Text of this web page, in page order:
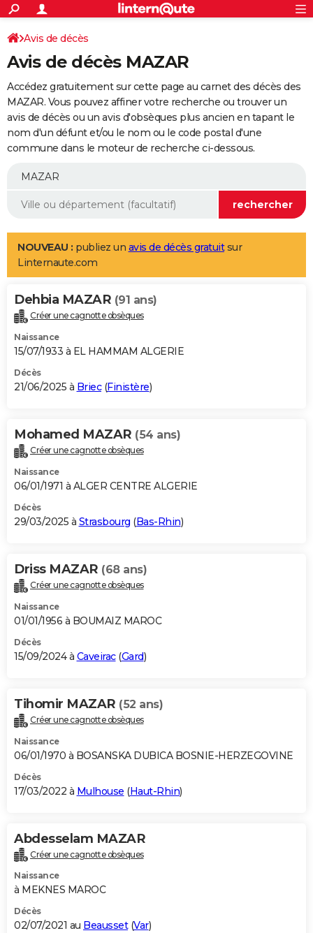
ACTUALITÉS
Politique
Société
Faits Divers
Education
Monde
Villes
+
SPORT
Coupe du monde 2026
Football
Tennis
Cyclisme
Rugby
Forum
Programme TV
TNT
Streaming
Cinéma
Sorties cinéma
Musique
+
FINANCE
Retraite
Epargne
Immobilier
Risques naturels par ville
Banque
Assurance
AUTO
Essais
Réserver un essai
Citadines
Berlines
SUV
Forum auto
+
Mobiles
Meilleur smartphone
Internet
Ordinateurs
Jeux vidéo
Guide high-tech
Aménagement intérieur
LIFESTYLE
Art de vivre
Bien-être
Loisirs
Mode
Modes de vie
Alimentation
Guide de la santé
Maladies
Médicaments
Sommeil
VOYAGE
Destinations
City break
Voyage nature
Voyage de noces
Forum
Climat
+PHOTO
GUIDES D'ACHAT
BONS PLANS
Carte de Noël
Carte Bonne année
Carte Saint-Valentin
Carte Pâques
Carte d'anniversaire
DICTIONNAIRE
Dictionnaire
Biographies
Citations
Expressions
Proverbes
PROGRAMME TV
S'inscrire
Se connecter
Lycées
Collèges
Primaires
Universités
Entreprises
Service militaire
Avis de recherche
AVIS DE DÉCÈS
Bricolage
Lifestyle
Culture
Sport
Auto
Television
Voyage
Cinema
Avis de décès
Avis de décès MAZAR
Accédez gratuitement sur cette page au carnet des décès des
MAZAR. Vous pouvez affiner votre recherche ou trouver un
avis de décès ou un avis d'obsèques plus ancien en tapant le
nom d'un défunt et/ou le nom ou le code postal d'une
commune dans le moteur de recherche ci-dessous.
NOUVEAU : publiez un avis de décès gratuitsur
Linternaute.com
Dehbia MAZAR (91 ans)
Créer une cagnotte obsèques
Naissance
15/07/1933 à EL HAMMAM ALGERIE
Décès
21/06/2025 à Briec(Finistère)
Mohamed MAZAR (54 ans)
Créer une cagnotte obsèques
Naissance
06/01/1971 à ALGER CENTRE ALGERIE
Décès
29/03/2025 à Strasbourg (Bas-Rhin)
Driss MAZAR (68 ans)
Créer une cagnotte obsèques
Naissance
01/01/1956 à BOUMAIZ MAROC
Décès
15/09/2024 à Caveirac(Gard)
Tihomir MAZAR (52 ans)
Créer une cagnotte obsèques
Naissance
06/01/1970 à BOSANSKA DUBICA BOSNIE-HERZEGOVINE
Décès
17/03/2022 à Mulhouse (Haut-Rhin)
Abdesselam MAZAR
Créer une cagnotte obsèques
Naissance
à MEKNES MAROC
Décès
02/07/2021 au Beausset(Var)